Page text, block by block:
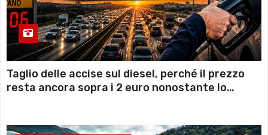
Taglio delle accise sul diesel, perché il prezzo
resta ancora sopra i 2 euro nonostante lo